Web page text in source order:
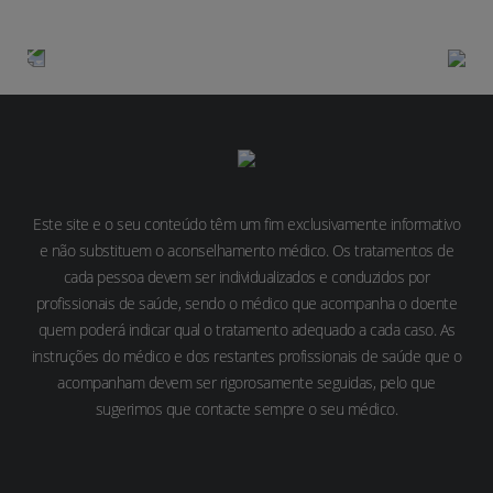
Este site e o seu conteúdo têm um fim exclusivamente informativo
e não substituem o aconselhamento médico. Os tratamentos de
cada pessoa devem ser individualizados e conduzidos por
profissionais de saúde, sendo o médico que acompanha o doente
quem poderá indicar qual o tratamento adequado a cada caso. As
instruções do médico e dos restantes profissionais de saúde que o
acompanham devem ser rigorosamente seguidas, pelo que
sugerimos que contacte sempre o seu médico.